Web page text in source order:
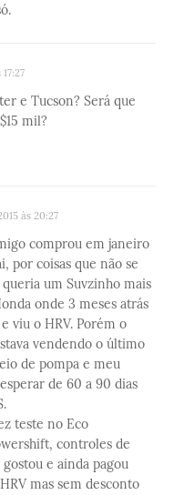
e Tucson? Será que
mil?
às 20:27
comprou em janeiro
por coisas que não se
um Suvzinho mais
onde 3 meses atrás
viu o HRV. Porém o
vendendo o último
de pompa e meu
de 60 a 90 dias
teste no Eco
controles de
e ainda pagou
mas sem desconto